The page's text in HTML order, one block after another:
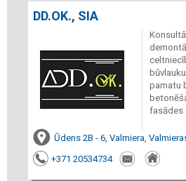
DD.OK., SIA
pamatu
fasādes
Ūdens 2B - 6, Valmiera,
+371 20534734